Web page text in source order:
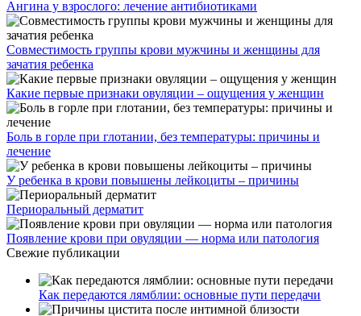
Ангина у взрослого: лечение антибиотиками
Совместимость группы крови мужчины и женщины для
зачатия ребенка
Какие первые признаки овуляции – ощущения у женщин
Боль в горле при глотании, без температуры: причины и
лечение
У ребенка в крови повышены лейкоциты – причины
Периоральный дерматит
Появление крови при овуляции — норма или патология
Свежие публикации
Как передаются лямблии: основные пути передачи